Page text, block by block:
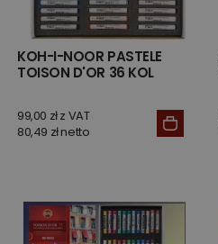
KOH-I-NOOR PASTELE
TOISON D'OR 36 KOL
99,00 zł z VAT
80,49 zł netto